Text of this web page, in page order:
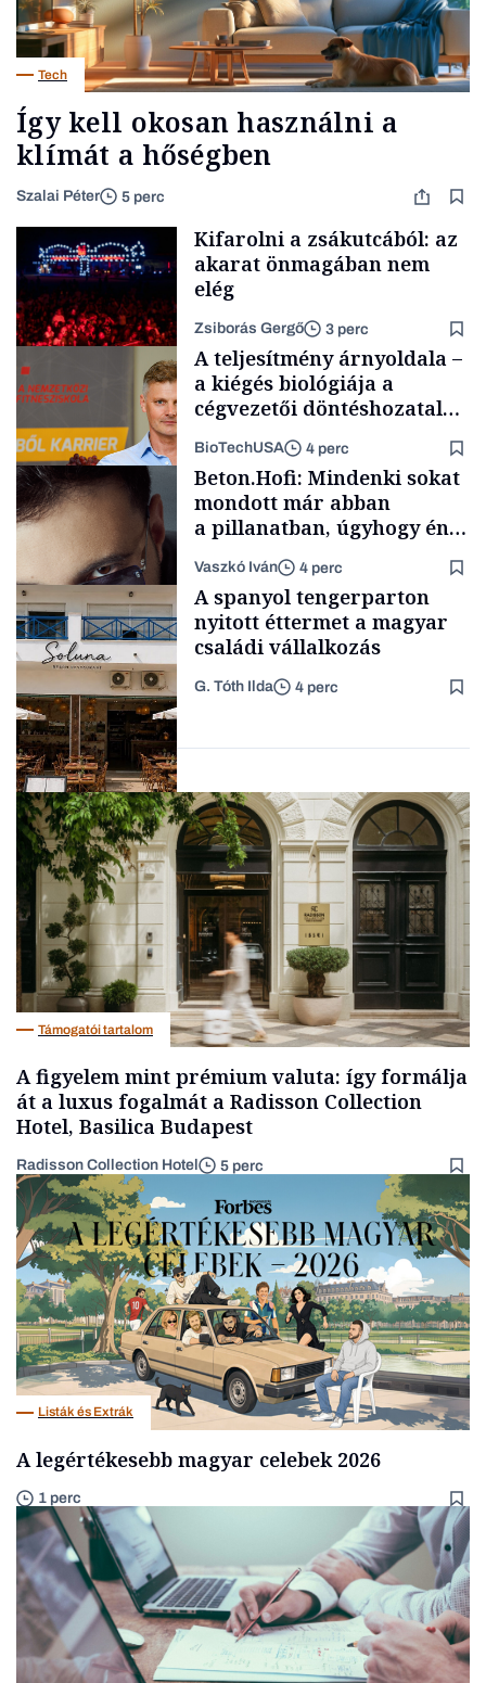
Tech
Így kell okosan használni a
klímát a hőségben
Szalai Péter 5 perc
Vélemény
Kifarolni a zsákutcából: az
akarat önmagában nem
elég
Zsiborás Gergő 3 perc
Content Lab HUB
A teljesítmény árnyoldala –
a kiégés biológiája a
cégvezetői döntéshozatal
BioTechUSA 4 perc
Forbes-sztori
Beton.Hofi: Mindenki sokat
mondott már abban
a pillanatban, úgyhogy én
a legsarkosabb
gondolataimat akartam
kimondani
Vaszkó Iván 4 perc
Gasztró
A spanyol tengerparton
nyitott éttermet a magyar
családi vállalkozás
G. Tóth Ilda 4 perc
Támogatói tartalom
A figyelem mint prémium valuta: így formálja
át a luxus fogalmát a Radisson Collection
Hotel, Basilica Budapest
Radisson Collection Hotel 5 perc
Listák és Extrák
A legértékesebb magyar celebek 2026
1 perc